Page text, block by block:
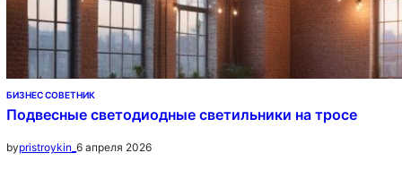
БИЗНЕС СОВЕТНИК
Подвесные светодиодные светильники на тросе
bypristroykin_ 6 апреля 2026